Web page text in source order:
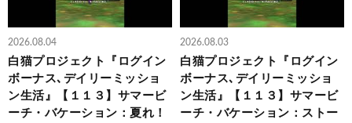
2026.08.04
白猫プロジェクト『ログイン
ボーナス､デイリーミッショ
ン生活』【１１３】サマービ
ーチ・バケーション：夏れ！
2026.08.03
白猫プロジェクト『ログイン
ボーナス､デイリーミッショ
ン生活』【１１３】サマービ
ーチ・バケーション：ストー